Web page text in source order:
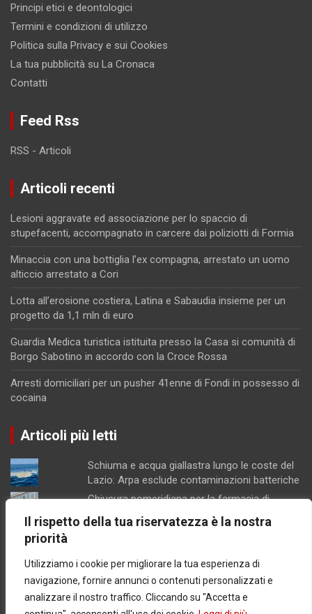
Il rispetto della tua riservatezza è la nostra
priorità
Utilizziamo i cookie per migliorare la tua esperienza di
navigazione, fornire annunci o contenuti personalizzati e
analizzare il nostro traffico. Cliccando su "Accetta e
Principi etici e deontologici
Termini e condizioni di utilizzo
Politica sulla Privacy e sui Cookies
La tua pubblicità su La Cronaca
Contatti
Feed Rss
RSS - Articoli
Articoli recenti
Lesioni aggravate ed associazione per lo spaccio di
stupefacenti, accompagnato in carcere dai poliziotti di Formia
Minaccia con una bottiglia l’ex compagna, arrestato un uomo
alticcio arrestato a Cori
Lotta all’erosione costiera, Latina e Sabaudia insieme per un
progetto da 1,1 mln di euro
Guardia Medica turistica istituita presso la Casa si comunità di
Borgo Sabotino in accordo con la Croce Rossa
Arresti domiciliari per un pusher 41enne di Fondi in possesso di
cocaina
Articoli più letti
Schiuma e acqua giallastra lungo le coste del
Lazio: Arpa esclude contaminazioni batteriche
Chiusura pomeridiana per la farmacia di
Formia, "manca il personale"
proprietari e progettista
Latina / Piano del fabbisogno del personale,
ok dalla Giunta: in arrivo 30 nuove assunzioni e
17 progressioni verticali